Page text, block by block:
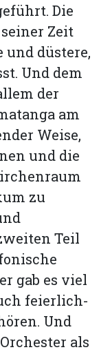
Die
Zeit
düstere,
Und dem
der
am
Weise,
und die
zu
Teil
gab es viel
feierlich-
Und
als